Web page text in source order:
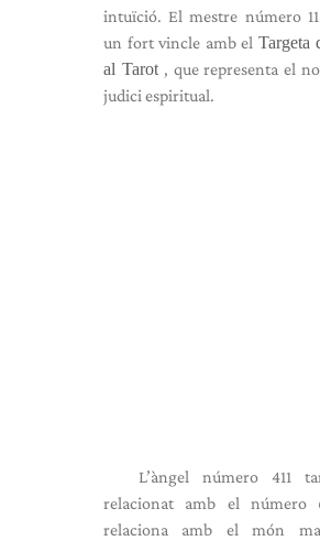
intuïció. El mestre número
un fort vincle amb el Targeta
al Tarot, que representa el
judici espiritual.
L’àngel número 411
relacionat amb el número
relaciona amb el món